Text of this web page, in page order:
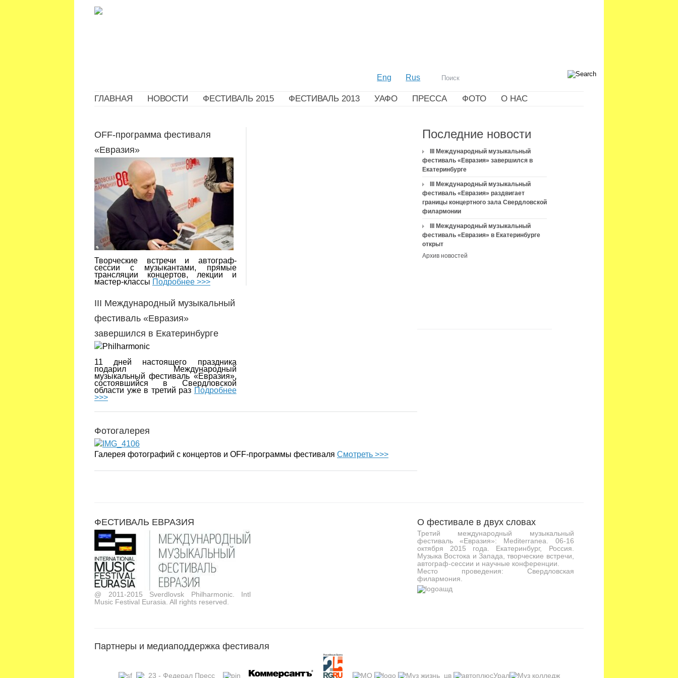
Eng Rus
ГЛАВНАЯ НОВОСТИ ФЕСТИВАЛЬ 2015 ФЕСТИВАЛЬ 2013 УАФО ПРЕССА ФОТО О НАС
OFF-программа фестиваля
«Евразия»
Творческие встречи и автограф-
сессии с музыкантами, прямые
трансляции концертов, лекции и
мастер-классы Подробнее >>>
III Международный музыкальный
фестиваль «Евразия»
завершился в Екатеринбурге
11 дней настоящего праздника
подарил Международный
музыкальный фестиваль «Евразия»,
состоявшийся в Свердловской
области уже в третий раз Подробнее
>>>
Фотогалерея
Галерея фотографий с концертов и OFF-программы фестиваля Смотреть >>>
Последние новости
III Международный музыкальный
фестиваль «Евразия» завершился в
Екатеринбурге
III Международный музыкальный
фестиваль «Евразия» раздвигает
границы концертного зала Свердловской
филармонии
III Международный музыкальный
фестиваль «Евразия» в Екатеринбурге
открыт
Архив новостей
ФЕСТИВАЛЬ ЕВРАЗИЯ
@ 2011-2015 Sverdlovsk Philharmonic. Intl
Music Festival Eurasia. All rights reserved.
О фестивале в двух словах
Третий международный музыкальный
фестиваль «Евразия»: Mediterranea. 06-16
октября 2015 года. Екатеринбург, Россия.
Музыка Востока и Запада, творческие встречи,
автограф-сессии и научные конференции.
Место проведения: Свердловская
филармония.
Партнеры и медиаподдержка фестиваля